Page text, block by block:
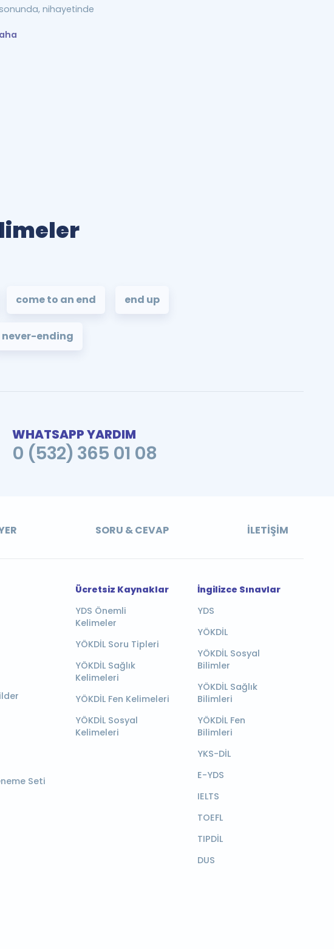
nihayetinde
come to an end end up
never-ending
WHATSAPP YARDIM
0 (532) 365 01 08
SORU & CEVAP İLETIŞIM
Seti
Ücretsiz Kaynaklar
YDS Önemli
Kelimeler
YÖKDİL Soru Tipleri
YÖKDİL Sağlık
Kelimeleri
YÖKDİL Fen Kelimeleri
YÖKDİL Sosyal
Kelimeleri
İngilizce Sınavlar
YDS
YÖKDİL
YÖKDİL Sosyal
Bilimler
YÖKDİL Sağlık
Bilimleri
YÖKDİL Fen
Bilimleri
YKS-DİL
E-YDS
IELTS
TOEFL
TIPDİL
DUS